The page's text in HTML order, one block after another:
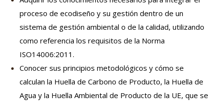
proceso de ecodiseño y su gestión dentro de un
sistema de gestión ambiental o de la calidad, utilizando
como referencia los requisitos de la Norma
ISO14006:2011.
Conocer sus principios metodológicos y cómo se
calculan la Huella de Carbono de Producto, la Huella de
Agua y la Huella Ambiental de Producto de la UE, que se